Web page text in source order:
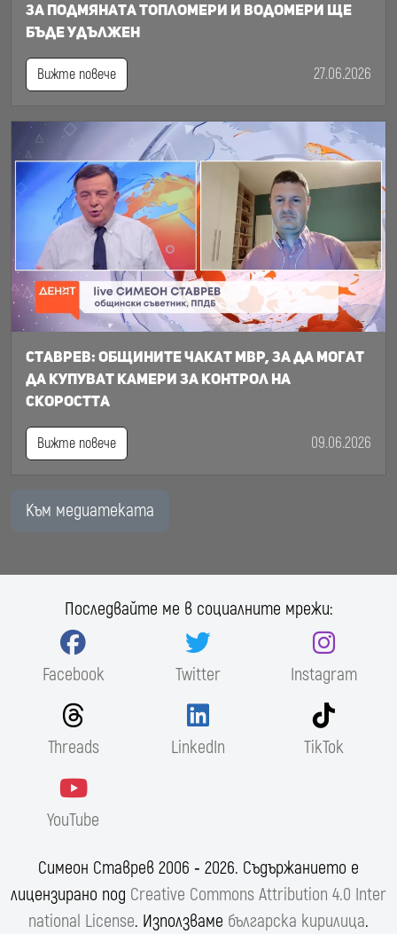
за подмяната топломери и водомери ще
бъде удължен
Вижте повече 27.06.2026
Ставрев: общините чакат МВР, за да могат
да купуват камери за контрол на
скоростта
Вижте повече 09.06.2026
Към медиатеката
Последвайте ме в социалните мрежи:
Facebook Twitter Instagram
Threads LinkedIn TikTok
YouTube
Симеон Ставрев 2006 ‐ 2026. Съдържанието е
лицензирано под Creative Commons Attribution 4.0 Inter
national License. Използваме българска кирилица.